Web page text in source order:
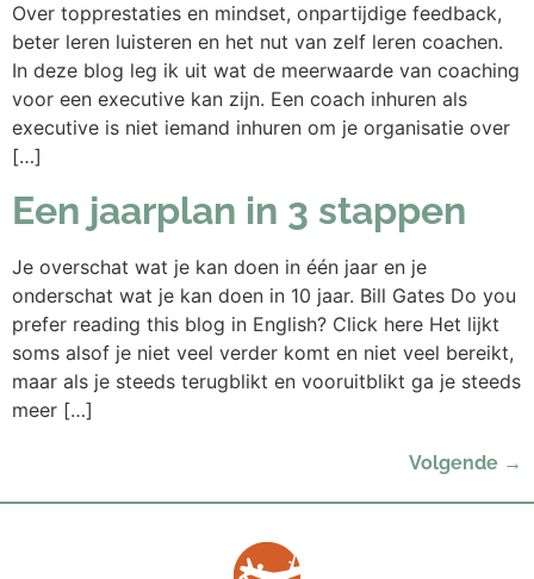
Over topprestaties en mindset, onpartijdige feedback,
beter leren luisteren en het nut van zelf leren coachen.
In deze blog leg ik uit wat de meerwaarde van coaching
voor een executive kan zijn. Een coach inhuren als
executive is niet iemand inhuren om je organisatie over
[…]
Een jaarplan in 3 stappen
Je overschat wat je kan doen in één jaar en je
onderschat wat je kan doen in 10 jaar. Bill Gates Do you
prefer reading this blog in English? Click here Het lijkt
soms alsof je niet veel verder komt en niet veel bereikt,
maar als je steeds terugblikt en vooruitblikt ga je steeds
meer […]
Volgende →